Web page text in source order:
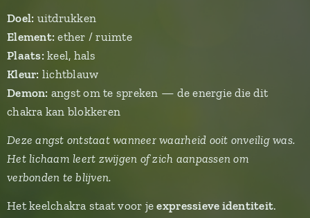
Doel: uitdrukken
Element: ether / ruimte
Plaats: keel, hals
Kleur: lichtblauw
Demon: angst om te spreken — de energie die dit
chakra kan blokkeren
Deze angst ontstaat wanneer waarheid ooit onveilig was.
Het lichaam leert zwijgen of zich aanpassen om
verbonden te blijven.
Het keelchakra staat voor jeexpressieve identiteit.